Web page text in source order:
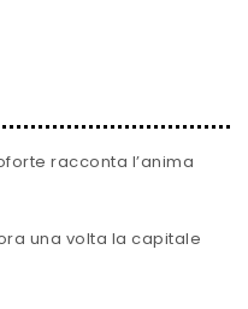
racconta l’anima
una volta la capitale